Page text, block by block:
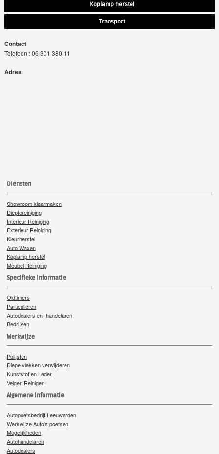
Koplamp herstel
Transport
Contact
Telefoon : 06 301 380 11
Adres
Diensten
Showroom klaarmaken
Dieptereiniging
Interieur Reiniging
Exterieur Reiniging
Kleurherstel
Auto Waxen
Koplamp herstel
Meubel Reiniging
Specifieke Informatie
Oldtimers
Particulieren
Autodealers en -handelaren
Bedrijven
Werkwijze
Polijsten
Diepe vlekken verwijderen
Kunststof en Leder
Velgen Reinigen
Algemene informatie
Autopoetsbedrijf Leeuwarden
Werkwijze Auto’s poetsen
Mogelijkheden
Autohandelaren
Autodealers